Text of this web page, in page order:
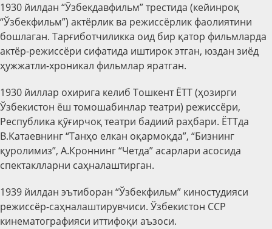
1930 йилдан “Ўзбекдавфильм” трестида (кейинроқ
“Ўзбекфильм”) актёрлик ва режиссёрлик фаолиятини
бошлаган. Тарғиботчиликка оид бир қатор фильмларда
актёр-режиссёри сифатида иштирок этган, юздан зиёд
ҳужжатли-хроникал фильмлар яратган.
1930 йиллар охирига келиб Тошкент ЁТТ (ҳозирги
Ўзбекистон ёш томошабинлар театри) режиссёри,
Республика қўғирчоқ театри бадиий раҳбари. ЁТТда
В.Катаевнинг “Танҳо елкан оқармоқда”, “Бизнинг
қуролимиз”, А.Кроннинг “Четда” асарлари асосида
спектаклларни саҳналаштирган.
1939 йилдан эътиборан “Ўзбекфильм” киностудияси
режиссёр-саҳналаштирувчиси. Ўзбекистон ССР
кинематографияси иттифоқи аъзоси.